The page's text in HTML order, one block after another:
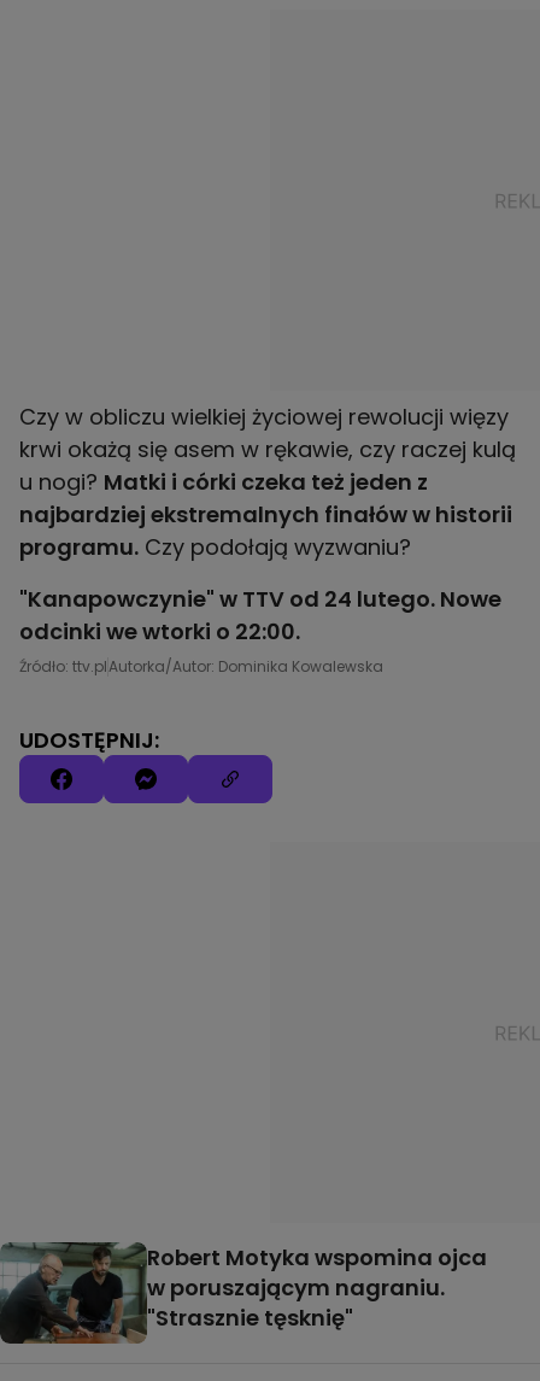
Czy w obliczu wielkiej życiowej rewolucji więzy
krwi okażą się asem w rękawie, czy raczej kulą
u nogi? Matki i córki czeka też jeden z
najbardziej ekstremalnych finałów w historii
programu. Czy podołają wyzwaniu?
"Kanapowczynie" w TTV od 24 lutego. Nowe
odcinki we wtorki o 22:00.
Źródło: ttv.plAutorka/Autor: Dominika Kowalewska
UDOSTĘPNIJ:
Robert Motyka wspomina ojca
w poruszającym nagraniu.
"Strasznie tęsknię"